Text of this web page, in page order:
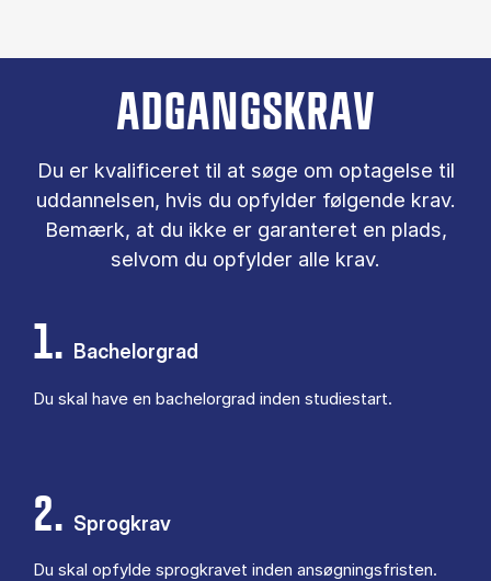
ADGANGSKRAV
Du er kva­li­fi­ce­ret til at søge om op­ta­gel­se til
ud­dan­nel­sen, hvis du op­fyl­der føl­gen­de krav.
Be­mærk, at du ikke er ga­ran­te­ret en plads,
selv­om du op­fyl­der alle krav.
1. Bachelorgrad
Du skal have en ba­chel­or­grad in­den stu­di­estart.
2. Sprogkrav
Du skal op­fyl­de sprog­kra­vet in­den an­søg­nings­fri­sten.